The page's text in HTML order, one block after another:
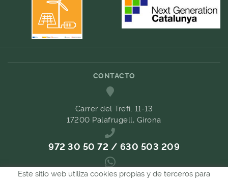
CONTACTO
Carrer del Trefí. 11-13
17200 Palafrugell, Girona
972 30 50 72 / 630 503 209
689 657 489
Este sitio web utiliza cookies propias y de terceros para